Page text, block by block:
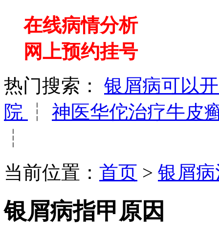
在线病情分析
网上预约挂号
热门搜索：
银屑病可以
院
┆ 神医华佗治疗牛皮
┆
当前位置： 首页 > 银屑
银屑病指甲原因